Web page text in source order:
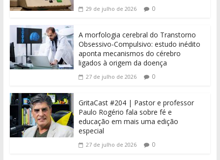
29 de julho de 2026 0
A morfologia cerebral do Transtorno
Obsessivo-Compulsivo: estudo inédito
aponta mecanismos do cérebro
ligados à origem da doença
27 de julho de 2026 0
GritaCast #204 | Pastor e professor
Paulo Rogério fala sobre fé e
educação em mais uma edição
especial
27 de julho de 2026 0